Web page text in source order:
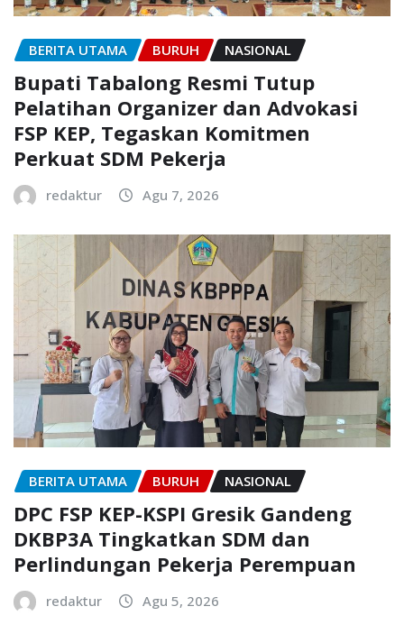
BERITA UTAMA BURUH NASIONAL
Bupati Tabalong Resmi Tutup
Pelatihan Organizer dan Advokasi
FSP KEP, Tegaskan Komitmen
Perkuat SDM Pekerja
redaktur Agu 7, 2026
BERITA UTAMA BURUH NASIONAL
DPC FSP KEP-KSPI Gresik Gandeng
DKBP3A Tingkatkan SDM dan
Perlindungan Pekerja Perempuan
redaktur Agu 5, 2026